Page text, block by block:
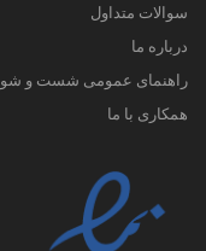
سوالات متداول
درباره ما
راهنمای عمومی شست و شو
همکاری با ما